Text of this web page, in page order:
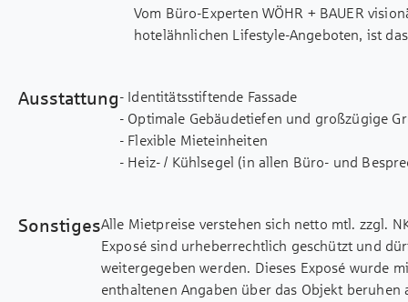
Vom Büro-Experten WÖHR + BAUER
hotelähnlichen Lifestyle-Angeboten, ist
Ausstattung- Identitätsstiftende Fassade
- Optimale Gebäudetiefen und großzügige
- Flexible Mieteinheiten
- Heiz- / Kühlsegel (in allen Büro- und
- Umlaufender, außenliegender
- Durchgehender Hohlraumboden mit 5 KN/
- Hochwertige Bodenbeläge (Teppich,
- Wiederverwendbare, umbaubare Glas-
SonstigesAlle Mietpreise verstehen sich netto mtl. zzgl.
Exposé sind urheberrechtlich geschützt und
weitergegeben werden. Dieses Exposé wurde
enthaltenen Angaben über das Objekt